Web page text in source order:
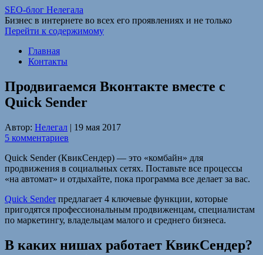
SEO-блог Нелегала
Бизнес в интернете во всех его проявлениях и не только
Перейти к содержимому
Главная
Контакты
Продвигаемся Вконтакте вместе с
Quick Sender
Автор: Нелегал | 19 мая 2017
5 комментариев
Quick Sender (КвикСендер) — это «комбайн» для
продвижения в социальных сетях. Поставьте все процессы
«на автомат» и отдыхайте, пока программа все делает за вас.
Quick Senderпредлагает 4 ключевые функции, которые
пригодятся профессиональным продвиженцам, специалистам
по маркетингу, владельцам малого и среднего бизнеса.
В каких нишах работает КвикСендер?